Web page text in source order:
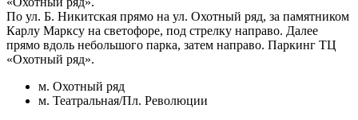
По ул. Б. Никитская прямо на ул. Охотный ряд, за памятником
Карлу Марксу на светофоре, под стрелку направо. Далее
прямо вдоль небольшого парка, затем направо. Паркинг ТЦ
«Охотный ряд».
м. Охотный ряд
м. Театральная/Пл. Революции